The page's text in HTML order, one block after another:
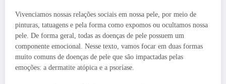
Vivenciamos nossas relações sociais em nossa pele, por meio de
pinturas, tatuagens e pela forma como expomos ou ocultamos nossa
pele. De forma geral, todas as doenças de pele possuem um
componente emocional. Nesse texto, vamos focar em duas formas
muito comuns de doenças de pele que são impactadas pelas
emoções: a dermatite atópica e a psoríase.